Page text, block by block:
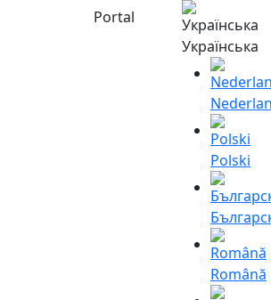
Portal
Українська
Polski
Română